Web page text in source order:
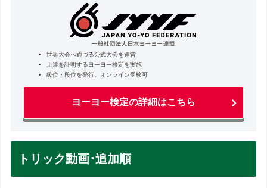
世界大会へ通づる公式大会を運営
上達を証明するヨーヨー検定を実施
級位・段位を発行。オンライン受検可
ヨーヨー検定の詳細はこちら
トリック動画･追加順